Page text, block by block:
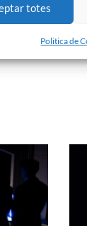
totes
Politica de
comuns i a fer